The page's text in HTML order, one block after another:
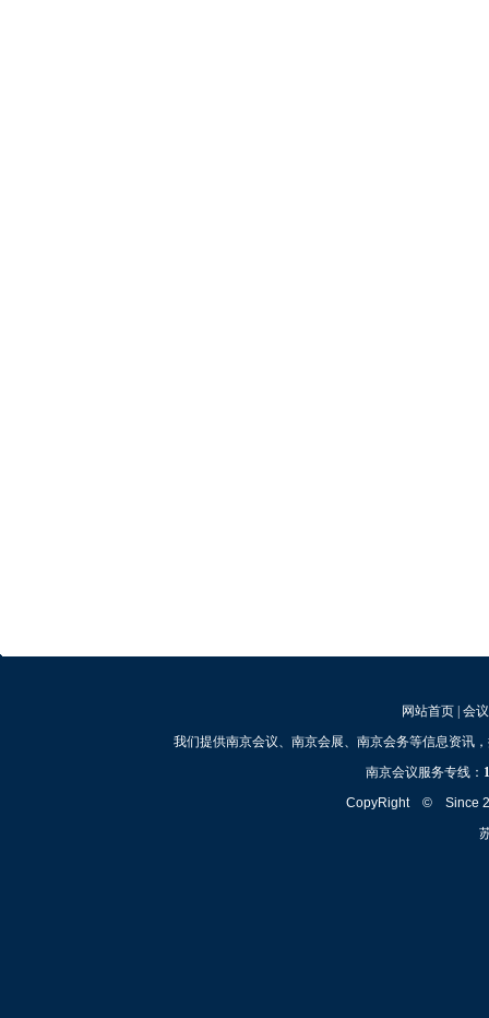
网站首页| 会
我们提供南京会议、南京会展、南京会务等信息资讯
南京会议服务专线：
CopyRight © Since